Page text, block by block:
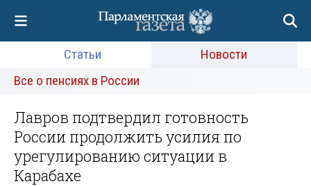
Статьи
Новости
Все о пенсиях в России
Лавров подтвердил готовность
России продолжить усилия по
урегулированию ситуации в
Карабахе